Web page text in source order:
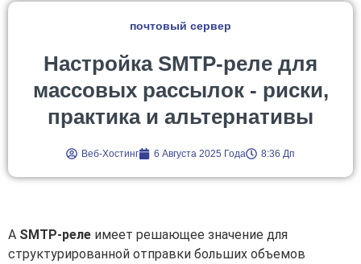
почтовый сервер
Настройка SMTP-реле для
массовых рассылок - риски,
практика и альтернативы
Веб-Хостинг 6 Августа 2025 Года 8:36 Дп
A SMTP-реле имеет решающее значение для
структурированной отправки больших объемов